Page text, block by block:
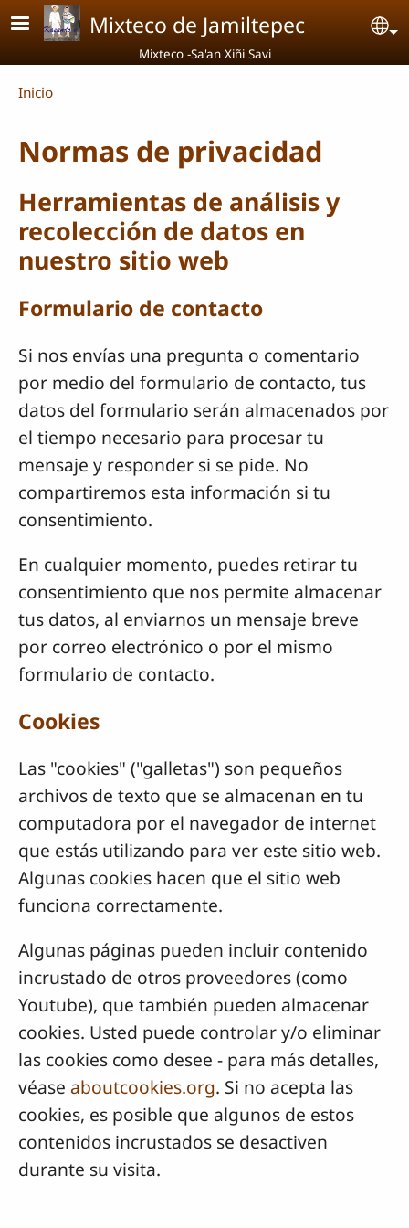
Pasar al contenido principal
Mixteco de Jamiltepec
Mixteco -Sa'an Xiñi Savi
Breadcrumb
Inicio
Normas de privacidad
Herramientas de análisis y
recolección de datos en
nuestro sitio web
Formulario de contacto
Si nos envías una pregunta o comentario
por medio del formulario de contacto, tus
datos del formulario serán almacenados por
el tiempo necesario para procesar tu
mensaje y responder si se pide. No
compartiremos esta información si tu
consentimiento.
En cualquier momento, puedes retirar tu
consentimiento que nos permite almacenar
tus datos, al enviarnos un mensaje breve
por correo electrónico o por el mismo
formulario de contacto.
Cookies
Las "cookies" ("galletas") son pequeños
archivos de texto que se almacenan en tu
computadora por el navegador de internet
que estás utilizando para ver este sitio web.
Algunas cookies hacen que el sitio web
funciona correctamente.
Algunas páginas pueden incluir contenido
incrustado de otros proveedores (como
Youtube), que también pueden almacenar
cookies. Usted puede controlar y/o eliminar
las cookies como desee - para más detalles,
véase aboutcookies.org. Si no acepta las
cookies, es posible que algunos de estos
contenidos incrustados se desactiven
durante su visita.